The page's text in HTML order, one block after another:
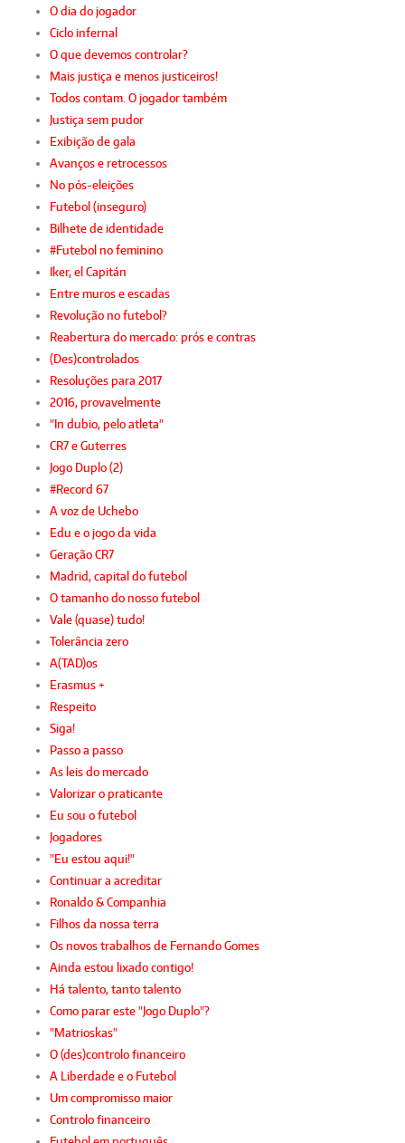
O dia do jogador
Ciclo infernal
O que devemos controlar?
Mais justiça e menos justiceiros!
Todos contam. O jogador também
Justiça sem pudor
Exibição de gala
Avanços e retrocessos
No pós-eleições
Futebol (inseguro)
Bilhete de identidade
#Futebol no feminino
Iker, el Capitán
Entre muros e escadas
Revolução no futebol?
Reabertura do mercado: prós e contras
(Des)controlados
Resoluções para 2017
2016, provavelmente
"In dubio, pelo atleta"
CR7 e Guterres
Jogo Duplo (2)
#Record 67
A voz de Uchebo
Edu e o jogo da vida
Geração CR7
Madrid, capital do futebol
O tamanho do nosso futebol
Vale (quase) tudo!
Tolerância zero
A(TAD)os
Erasmus +
Respeito
Siga!
Passo a passo
As leis do mercado
Valorizar o praticante
Eu sou o futebol
Jogadores
"Eu estou aqui!"
Continuar a acreditar
Ronaldo & Companhia
Filhos da nossa terra
Os novos trabalhos de Fernando Gomes
Ainda estou lixado contigo!
Há talento, tanto talento
Como parar este "Jogo Duplo"?
"Matrioskas"
O (des)controlo financeiro
A Liberdade e o Futebol
Um compromisso maior
Controlo financeiro